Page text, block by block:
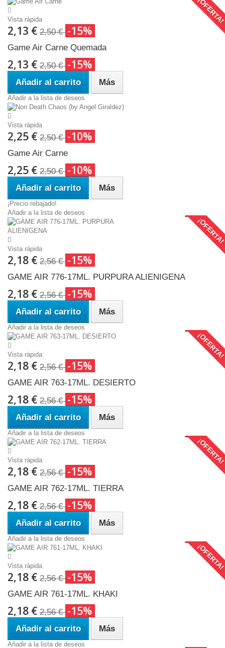
Vista rápida
2,13 € 2,50 € -15%
Game Air Carne Quemada
2,13 € 2,50 € -15%
Añadir al carrito Más
Añadir a la lista de deseos
Vista rápida
2,25 € 2,50 € -10%
Game Air Carne
2,25 € 2,50 € -10%
Añadir al carrito Más
¡Precio rebajado!
Añadir a la lista de deseos
Vista rápida
2,18 € 2,56 € -15%
GAME AIR 776-17ML. PURPURA ALIENIGENA
2,18 € 2,56 € -15%
Añadir al carrito Más
Añadir a la lista de deseos
Vista rápida
2,18 € 2,56 € -15%
GAME AIR 763-17ML. DESIERTO
2,18 € 2,56 € -15%
Añadir al carrito Más
Añadir a la lista de deseos
Vista rápida
2,18 € 2,56 € -15%
GAME AIR 762-17ML. TIERRA
2,18 € 2,56 € -15%
Añadir al carrito Más
Añadir a la lista de deseos
Vista rápida
2,18 € 2,56 € -15%
GAME AIR 761-17ML. KHAKI
2,18 € 2,56 € -15%
Añadir al carrito Más
Añadir a la lista de deseos